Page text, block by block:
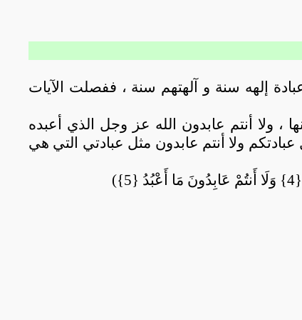
إلهه سنة و آلهتهم سنة ، ففصلت الآيات
، ولا أنتم عابدون الله عز وجل الذي أعبده
عبادتكم ولا أنتم عابدون مثل عبادتي التي هي